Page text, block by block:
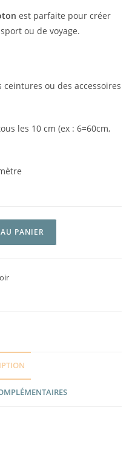
est parfaite pour créer
ou de voyage.
ou des accessoires
les 10 cm (ex : 6=60cm,
PANIER